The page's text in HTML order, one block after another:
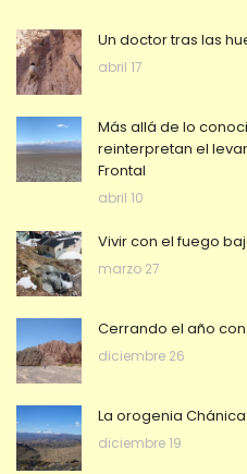
Un doctor tras las
abril 17
Más allá de lo
reinterpretan el
Frontal
abril 10
Vivir con el fuego
marzo 27
Cerrando el año
diciembre 26
La orogenia
diciembre 19